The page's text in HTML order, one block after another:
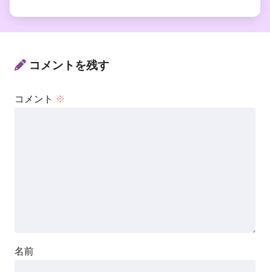
コメントを残す
コメント ※
名前